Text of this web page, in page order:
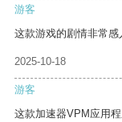
游客
这款游戏的剧情非常感
2025-10-18
游客
这款加速器VPM应用